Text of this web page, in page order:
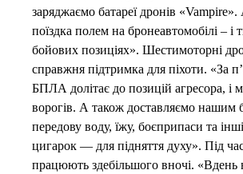
заряджаємо батареї дронів
поїздка полем на бронеавтомобілі – і
бойових позиціях». Шестимоторні
справжня підтримка для піхоти. «За
БПЛА долітає до позицій агресора, і
ворогів. А також доставляємо нашим
передову воду, їжу, боєприпаси та
цигарок — для підняття духу». Під час
працюють здебільшого вночі. «Вдень